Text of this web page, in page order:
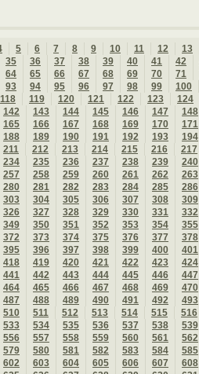
5 6 7 8 9 10 11 12 13
35 36 37 38 39 40 41 42
64 65 66 67 68 69 70 71
93 94 95 96 97 98 99 100
118 119 120 121 122 123 124
142 143 144 145 146 147 148
165 166 167 168 169 170 171
188 189 190 191 192 193 194
211 212 213 214 215 216 217
234 235 236 237 238 239 240
257 258 259 260 261 262 263
280 281 282 283 284 285 286
303 304 305 306 307 308 309
326 327 328 329 330 331 332
349 350 351 352 353 354 355
372 373 374 375 376 377 378
395 396 397 398 399 400 401
418 419 420 421 422 423 424
441 442 443 444 445 446 447
464 465 466 467 468 469 470
487 488 489 490 491 492 493
510 511 512 513 514 515 516
533 534 535 536 537 538 539
556 557 558 559 560 561 562
579 580 581 582 583 584 585
602 603 604 605 606 607 608